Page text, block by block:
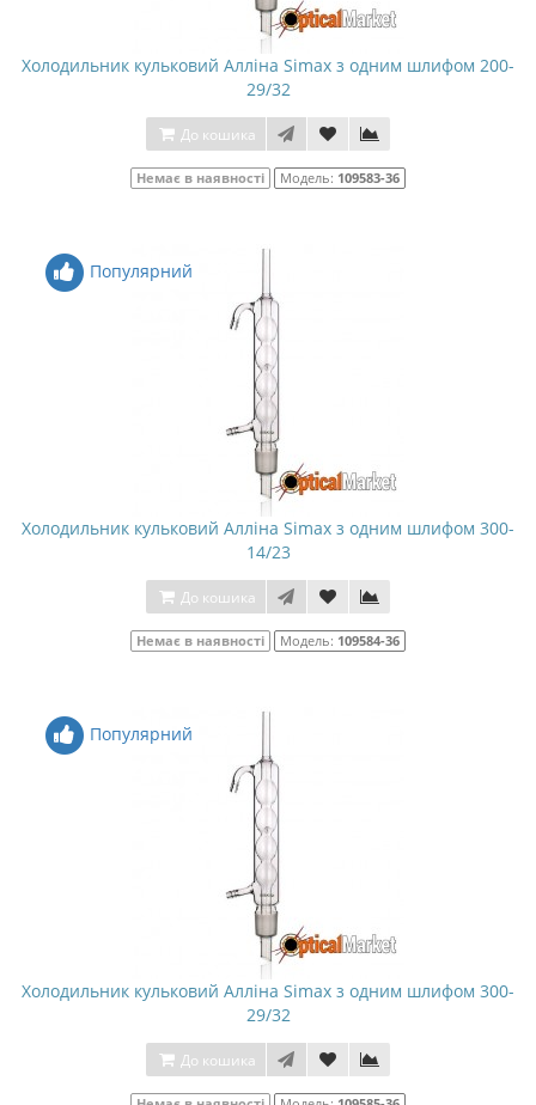
Холодильник кульковий Алліна Simax з одним шлифом 200-
29/32
До кошика
Немає в наявності Модель: 109583-36
Популярний
Холодильник кульковий Алліна Simax з одним шлифом 300-
14/23
До кошика
Немає в наявності Модель: 109584-36
Популярний
Холодильник кульковий Алліна Simax з одним шлифом 300-
29/32
До кошика